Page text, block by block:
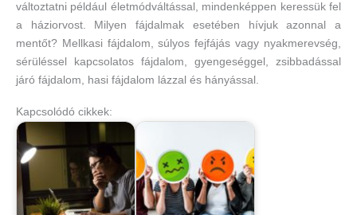
változtatni például életmódváltással, mindenképpen keressük fel
a háziorvost. Milyen fájdalmak esetében hívjuk azonnal a
mentőt? Mellkasi fájdalom, súlyos fejfájás vagy nyakmerevség,
sérüléssel kapcsolatos fájdalom, gyengeséggel, zsibbadással
járó fájdalom, hasi fájdalom lázzal és hányással.
Kapcsolódó cikkek: